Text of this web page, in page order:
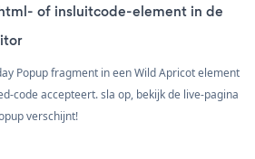
of insluitcode-element in de
Popup fragment in een Wild Apricot element
code accepteert. sla op, bekijk de live-pagina
verschijnt!